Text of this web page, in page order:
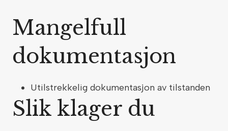
Mangelfull
dokumentasjon
Utilstrekkelig dokumentasjon av tilstanden
Slik klager du